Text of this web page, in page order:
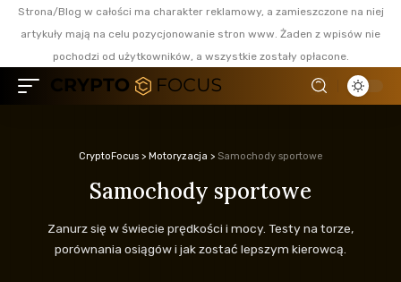
Strona/Blog w całości ma charakter reklamowy, a zamieszczone na niej
artykuły mają na celu pozycjonowanie stron www. Żaden z wpisów nie
pochodzi od użytkowników, a wszystkie zostały opłacone.
CryptoFocus> Motoryzacja > Samochody sportowe
Samochody sportowe
Zanurz się w świecie prędkości i mocy. Testy na torze,
porównania osiągów i jak zostać lepszym kierowcą.